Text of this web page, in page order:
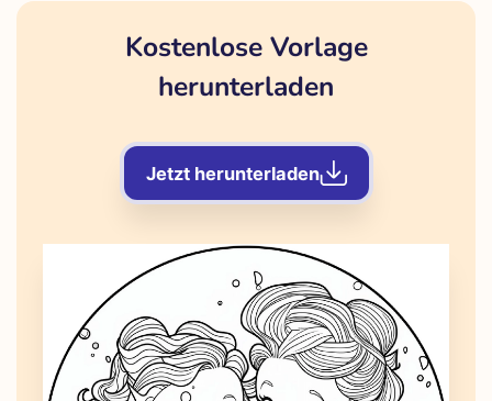
Kostenlose Vorlage
herunterladen
Jetzt herunterladen